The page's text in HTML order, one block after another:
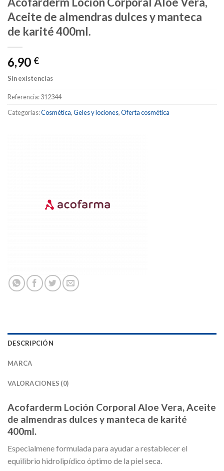
Aceite de almendras dulces y manteca
de karité 400ml.
6,90 €
Sin existencias
Referencia:312344
Categorías:Cosmética,Geles y lociones,Oferta cosmética
DESCRIPCIÓN
MARCA
VALORACIONES (0)
Acofarderm Loción Corporal Aloe Vera, Aceite
de almendras dulces y manteca de karité
400ml.
Especialmene formulada para ayudar a restablecer el
equilibrio hidrolipídico óptimo de la piel seca.